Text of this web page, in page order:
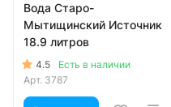
Вода Старо-
Мытищинский Источник
18.9 литров
4.5
Есть в наличии
Арт. 3787